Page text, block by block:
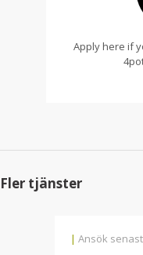
Apply here if
Fler tjänster
| Ansök senast